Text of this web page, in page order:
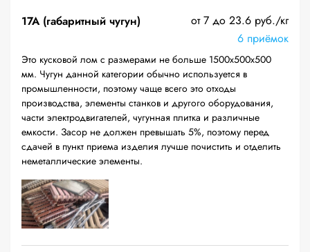
17А (габаритный чугун)
от 7 до 23.6 руб./кг
6 приёмок
Это кусковой лом с размерами не больше 1500х500х500
мм. Чугун данной категории обычно используется в
промышленности, поэтому чаще всего это отходы
производства, элементы станков и другого оборудования,
части электродвигателей, чугунная плитка и различные
емкости. Засор не должен превышать 5%, поэтому перед
сдачей в пункт приема изделия лучше почистить и отделить
неметаллические элементы.